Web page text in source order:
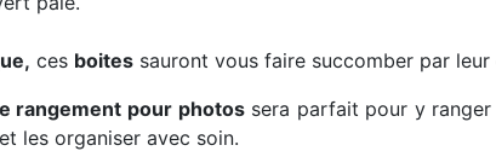
ces boites sauront vous faire succomber par leur
rangement pour photossera parfait pour y ranger
les organiser avec soin.